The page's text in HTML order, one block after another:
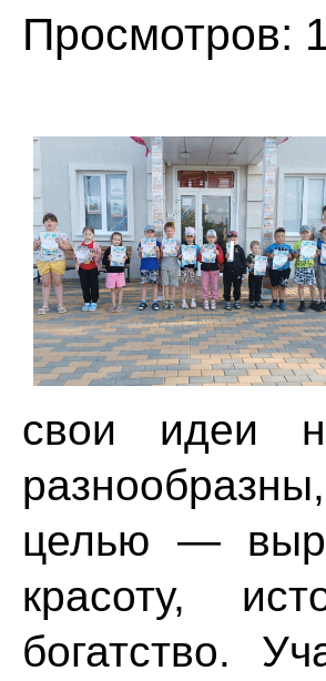
Просмотров:
свои идеи
целью —
красоту,
богатство.